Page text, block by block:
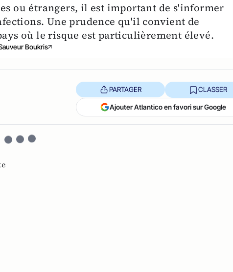
ou étrangers, il est important de s'informer
Une prudence qu'il convient de
où le risque est particulièrement élevé.
Boukris
PARTAGER CLASSER
Ajouter Atlantico en favori sur Google